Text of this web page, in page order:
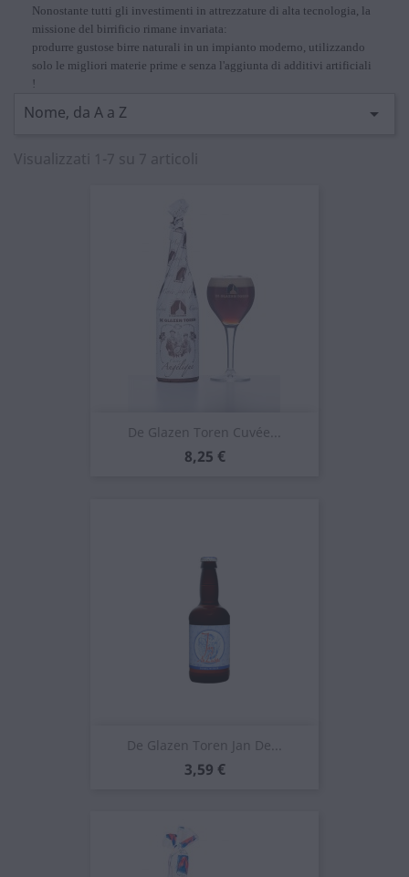
Nonostante tutti gli investimenti in attrezzature di alta tecnologia, la
missione del birrificio rimane invariata:
produrre gustose birre naturali in un impianto moderno, utilizzando
solo le migliori materie prime e senza l'aggiunta di additivi artificiali
!
Nome, da A a Z 
Visualizzati 1-7 su 7 articoli
De Glazen Toren Cuvée...
Prezzo
8,25 €
De Glazen Toren Jan De...
Prezzo
3,59 €